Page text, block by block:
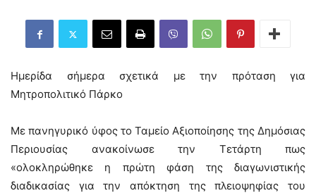
Ημερίδα σήμερα σχετικά με την πρόταση για
Μητροπολιτικό Πάρκο
Με πανηγυρικό ύφος το Ταμείο Αξιοποίησης της Δημόσιας
Περιουσίας ανακοίνωσε την Τετάρτη πως
«ολοκληρώθηκε η πρώτη φάση της διαγωνιστικής
διαδικασίας για την απόκτηση της πλειοψηφίας του